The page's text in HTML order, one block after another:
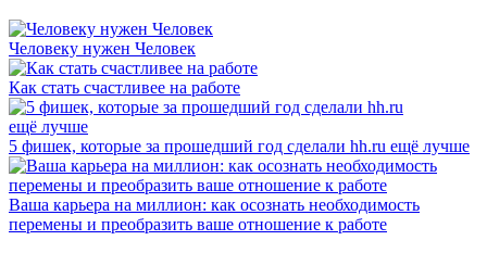
Человеку нужен Человек
Как стать счастливее на работе
5 фишек, которые за прошедший год сделали hh.ru ещё лучше
Ваша карьера на миллион: как осознать необходимость
перемены и преобразить ваше отношение к работе